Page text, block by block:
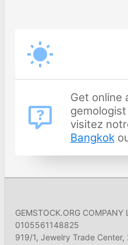
Get online
gemologist
visitez
Bangkok
GEMSTOCK.ORG COMPANY
0105561148825
919/1, Jewelry Trade Center,